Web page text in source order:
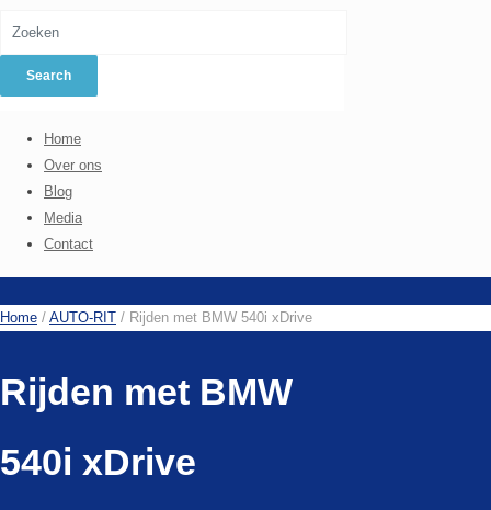
Home
Over ons
Blog
Media
Contact
Home / AUTO-RIT / Rijden met BMW 540i xDrive
Rijden met BMW
540i xDrive